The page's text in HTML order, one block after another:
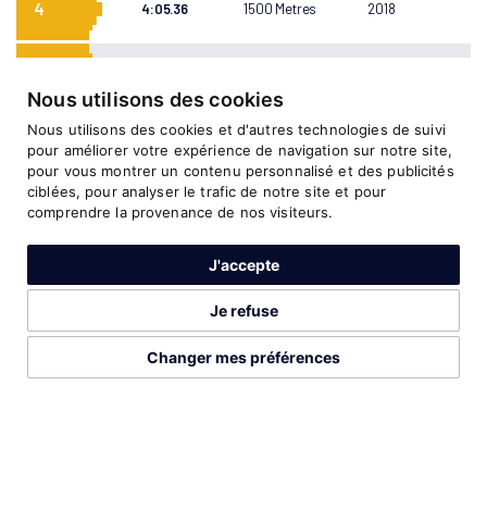
Nous utilisons des cookies
Nous utilisons des cookies et d'autres technologies de suivi
pour améliorer votre expérience de navigation sur notre site,
pour vous montrer un contenu personnalisé et des publicités
ciblées, pour analyser le trafic de notre site et pour
comprendre la provenance de nos visiteurs.
J'accepte
Je refuse
Changer mes préférences
4 4:05.36 1500 Metres 2018
6 8:37.68 3000 Metres 2018
8 4:03.79 1500 Metres
One Mile
11 4:04.43 1500 Metres 2019